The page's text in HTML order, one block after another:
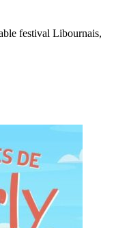
festival Libournais,